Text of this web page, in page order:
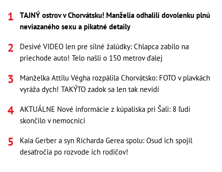
TAJNÝ ostrov v Chorvátsku! Manželia odhalili dovolenku plnú
neviazaného sexu a pikatné detaily
Desivé VIDEO len pre silné žalúdky: Chlapca zabilo na
priechode auto! Telo našli o 150 metrov ďalej
Manželka Attilu Végha rozpálila Chorvátsko: FOTO v plavkách
vyráža dych! TAKÝTO zadok sa len tak nevidí
AKTUÁLNE Nové informácie z kúpaliska pri Šali: 8 ľudí
skončilo v nemocnici
Kaia Gerber a syn Richarda Gerea spolu: Osud ich spojil
desaťročia po rozvode ich rodičov!